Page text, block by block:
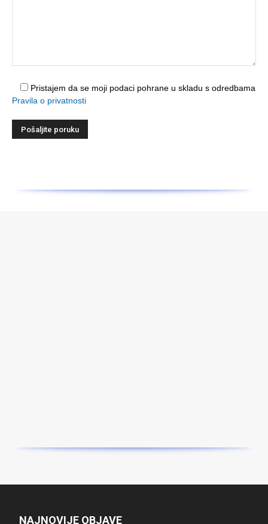
Pristajem da se moji podaci pohrane u skladu s odredbama
Pravila o privatnosti
NAJNOVIJE OBJAVE